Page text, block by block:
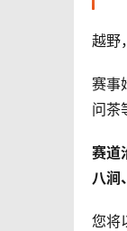
越野
赛事
问茶
赛道
八涧
您将